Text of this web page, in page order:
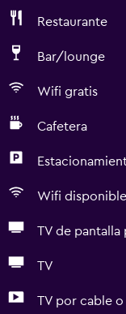
Restaurante
Bar/lounge
Wifi gratis
Cafetera
Wifi
TV de pantalla
TV
TV por cable